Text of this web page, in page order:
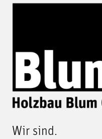
Wir sind.